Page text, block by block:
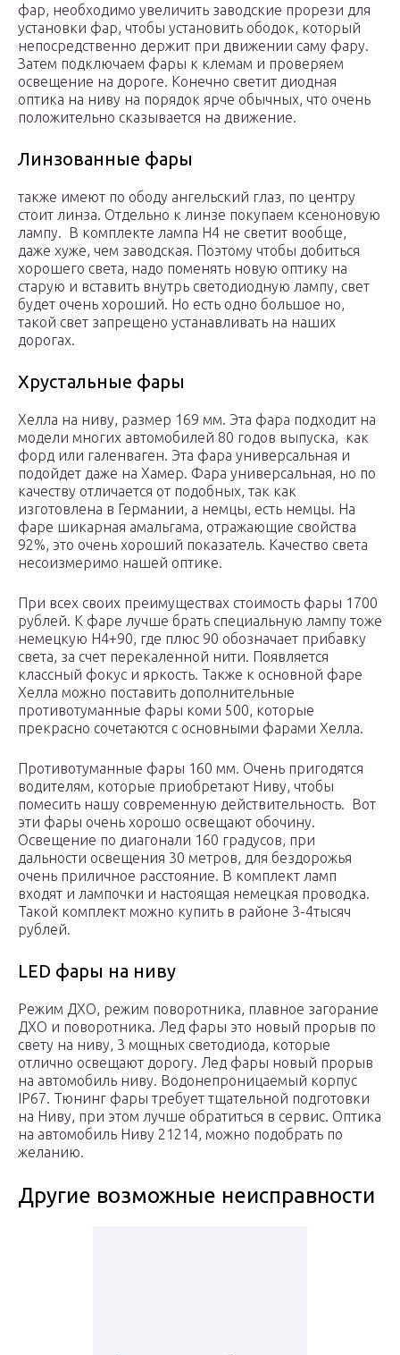
фар, необходимо увеличить заводские прорези для
установки фар, чтобы установить ободок, который
непосредственно держит при движении саму фару.
Затем подключаем фары к клемам и проверяем
освещение на дороге. Конечно светит диодная
оптика на ниву на порядок ярче обычных, что очень
положительно сказывается на движение.
Линзованные фары
также имеют по ободу ангельский глаз, по центру
стоит линза. Отдельно к линзе покупаем ксеноновую
лампу. В комплекте лампа Н4 не светит вообще,
даже хуже, чем заводская. Поэтому чтобы добиться
хорошего света, надо поменять новую оптику на
старую и вставить внутрь светодиодную лампу, свет
будет очень хороший. Но есть одно большое но,
такой свет запрещено устанавливать на наших
дорогах.
Хрустальные фары
Хелла на ниву, размер 169 мм. Эта фара подходит на
модели многих автомобилей 80 годов выпуска, как
форд или галенваген. Эта фара универсальная и
подойдет даже на Хамер. Фара универсальная, но по
качеству отличается от подобных, так как
изготовлена в Германии, а немцы, есть немцы. На
фаре шикарная амальгама, отражающие свойства
92%, это очень хороший показатель. Качество света
несоизмеримо нашей оптике.
При всех своих преимуществах стоимость фары 1700
рублей. К фаре лучше брать специальную лампу тоже
немецкую Н4+90, где плюс 90 обозначает прибавку
света, за счет перекаленной нити. Появляется
классный фокус и яркость. Также к основной фаре
Хелла можно поставить дополнительные
противотуманные фары коми 500, которые
прекрасно сочетаются с основными фарами Хелла.
Противотуманные фары 160 мм. Очень пригодятся
водителям, которые приобретают Ниву, чтобы
помесить нашу современную действительность. Вот
эти фары очень хорошо освещают обочину.
Освещение по диагонали 160 градусов, при
дальности освещения 30 метров, для бездорожья
очень приличное расстояние. В комплект ламп
входят и лампочки и настоящая немецкая проводка.
Такой комплект можно купить в районе 3-4тысяч
рублей.
LED фары на ниву
Режим ДХО, режим поворотника, плавное загорание
ДХО и поворотника. Лед фары это новый прорыв по
свету на ниву, 3 мощных светодиода, которые
отлично освещают дорогу. Лед фары новый прорыв
на автомобиль ниву. Водонепроницаемый корпус
IP67. Тюнинг фары требует тщательной подготовки
на Ниву, при этом лучше обратиться в сервис. Оптика
на автомобиль Ниву 21214, можно подобрать по
желанию.
Другие возможные неисправности